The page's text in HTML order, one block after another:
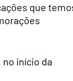
que
início da